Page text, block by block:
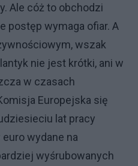
Ale cóż to obchodzi
postęp wymaga ofiar. A
wszak
nie jest krótki, ani w
w czasach
Europejska się
lat pracy
wydane na
wyśrubowanych